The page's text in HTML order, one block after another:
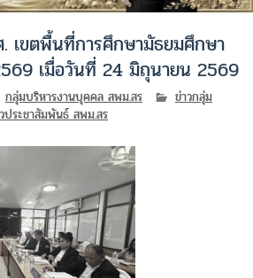
เขตพื้นที่การศึกษามัธยมศึกษา
เมื่อวันที่ 24 มิถุนายน 2569
กลุ่มบริหารงานบุคคล สพม.สร
ข่าวกลุ่ม
ประชาสัมพันธ์ สพม.สร